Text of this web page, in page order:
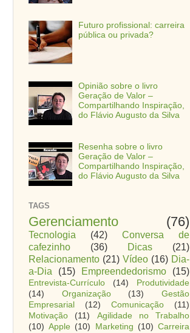
Futuro profissional: carreira
pública ou privada?
Opinião sobre o livro
Geração de Valor –
Compartilhando Inspiração,
do Flávio Augusto da Silva
Resenha sobre o livro
Geração de Valor –
Compartilhando Inspiração,
do Flávio Augusto da Silva
TAGS
Gerenciamento (76)
Tecnologia (42)
Conversa de
cafezinho
(36) Dicas
(21)
Relacionamento (21) Vídeo (16) Dia-
a-Dia
(15) Empreendedorismo (15)
Entrevista-Currículo (14)
Produtividade
(14)
Organização (13)
Gestão
Empresarial
(12) Comunicação
(11)
Motivação
(11)
Agilidade no Trabalho
(10) Apple (10) Marketing (10) Carreira